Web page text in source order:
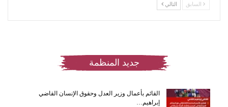
السابق التالي
جديد المنظمة
القائم بأعمال وزير العدل وحقوق الإنسان القاضي
إبراهيم…